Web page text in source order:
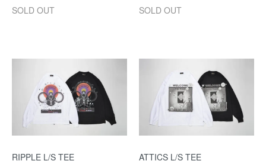
SOLD OUT
SOLD OUT
RIPPLE L/S TEE
ATTICS L/S TEE